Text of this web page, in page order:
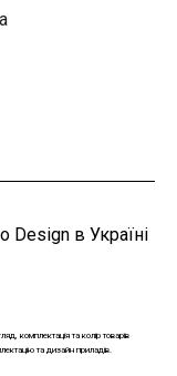
Design в Україні
комплектація та колір товарів
та дизайн приладів.